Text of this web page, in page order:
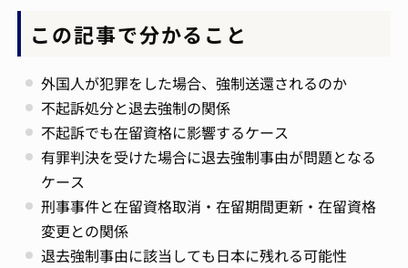
この記事で分かること
外国人が犯罪をした場合、強制送還されるのか
不起訴処分と退去強制の関係
不起訴でも在留資格に影響するケース
有罪判決を受けた場合に退去強制事由が問題となる
ケース
刑事事件と在留資格取消・在留期間更新・在留資格
変更との関係
退去強制事由に該当しても日本に残れる可能性